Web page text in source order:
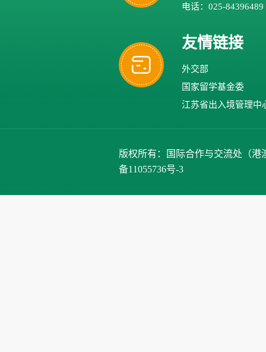
电话：025-84396489
友情链接
外交部
国家留学基金委
江苏省出入境管理中
版权所有：国际合作与交流处（港
备11055736号-3